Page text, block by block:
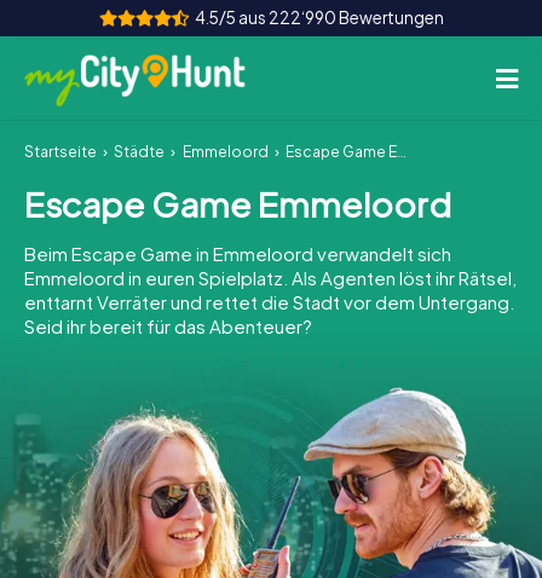
4.5/5 aus 222‘990 Bewertungen
So funktioniert's
Städte
Touren
Teamevent
INT AT CH
DE
ES
FR UK
IE
IT
NL
Startseite Städte Emmeloord Escape Game Emmeloord
Escape Game Emmeloord
Beim Escape Game in Emmeloord verwandelt sich
Emmeloord in euren Spielplatz. Als Agenten löst ihr Rätsel,
enttarnt Verräter und rettet die Stadt vor dem Untergang.
Seid ihr bereit für das Abenteuer?